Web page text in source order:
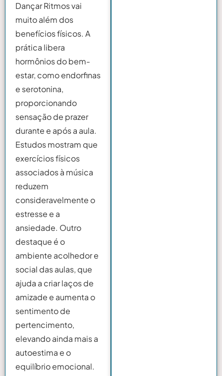
Dançar Ritmos vai
muito além dos
benefícios físicos. A
prática libera
hormônios do bem-
estar, como endorfinas
e serotonina,
proporcionando
sensação de prazer
durante e após a aula.
Estudos mostram que
exercícios físicos
associados à música
reduzem
consideravelmente o
estresse e a
ansiedade. Outro
destaque é o
ambiente acolhedor e
social das aulas, que
ajuda a criar laços de
amizade e aumenta o
sentimento de
pertencimento,
elevando ainda mais a
autoestima e o
equilíbrio emocional.